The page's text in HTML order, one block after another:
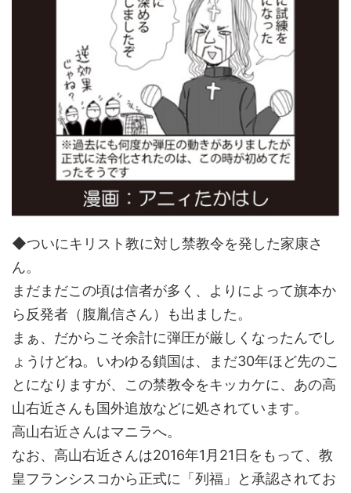
◆ついにキリスト教に対し禁教令を発した家康さ
ん。
まだまだこの頃は信者が多く、よりによって旗本か
ら反発者（腹胤信さん）も出ました。
まぁ、だからこそ余計に弾圧が厳しくなったんでし
ょうけどね。いわゆる鎖国は、まだ30年ほど先のこ
とになりますが、この禁教令をキッカケに、あの高
山右近さんも国外追放などに処されています。
高山右近さんはマニラへ。
なお、高山右近さんは2016年1月21日をもって、教
皇フランシスコから正式に「列福」と承認されてお